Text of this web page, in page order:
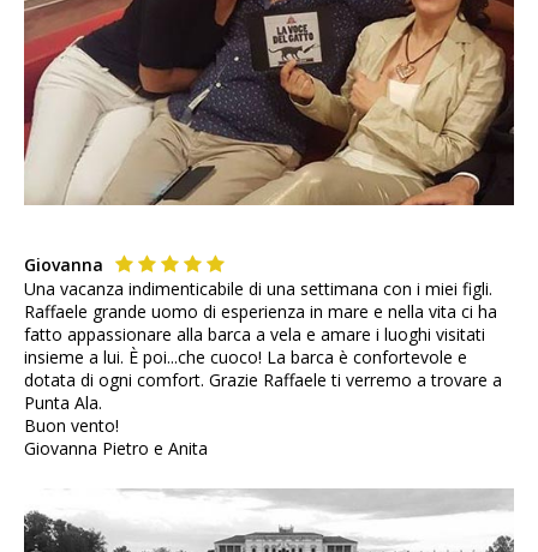
Giovanna
Una vacanza indimenticabile di una settimana con i miei figli.
Raffaele grande uomo di esperienza in mare e nella vita ci ha
fatto appassionare alla barca a vela e amare i luoghi visitati
insieme a lui. È poi...che cuoco! La barca è confortevole e
dotata di ogni comfort. Grazie Raffaele ti verremo a trovare a
Punta Ala.
Buon vento!
Giovanna Pietro e Anita